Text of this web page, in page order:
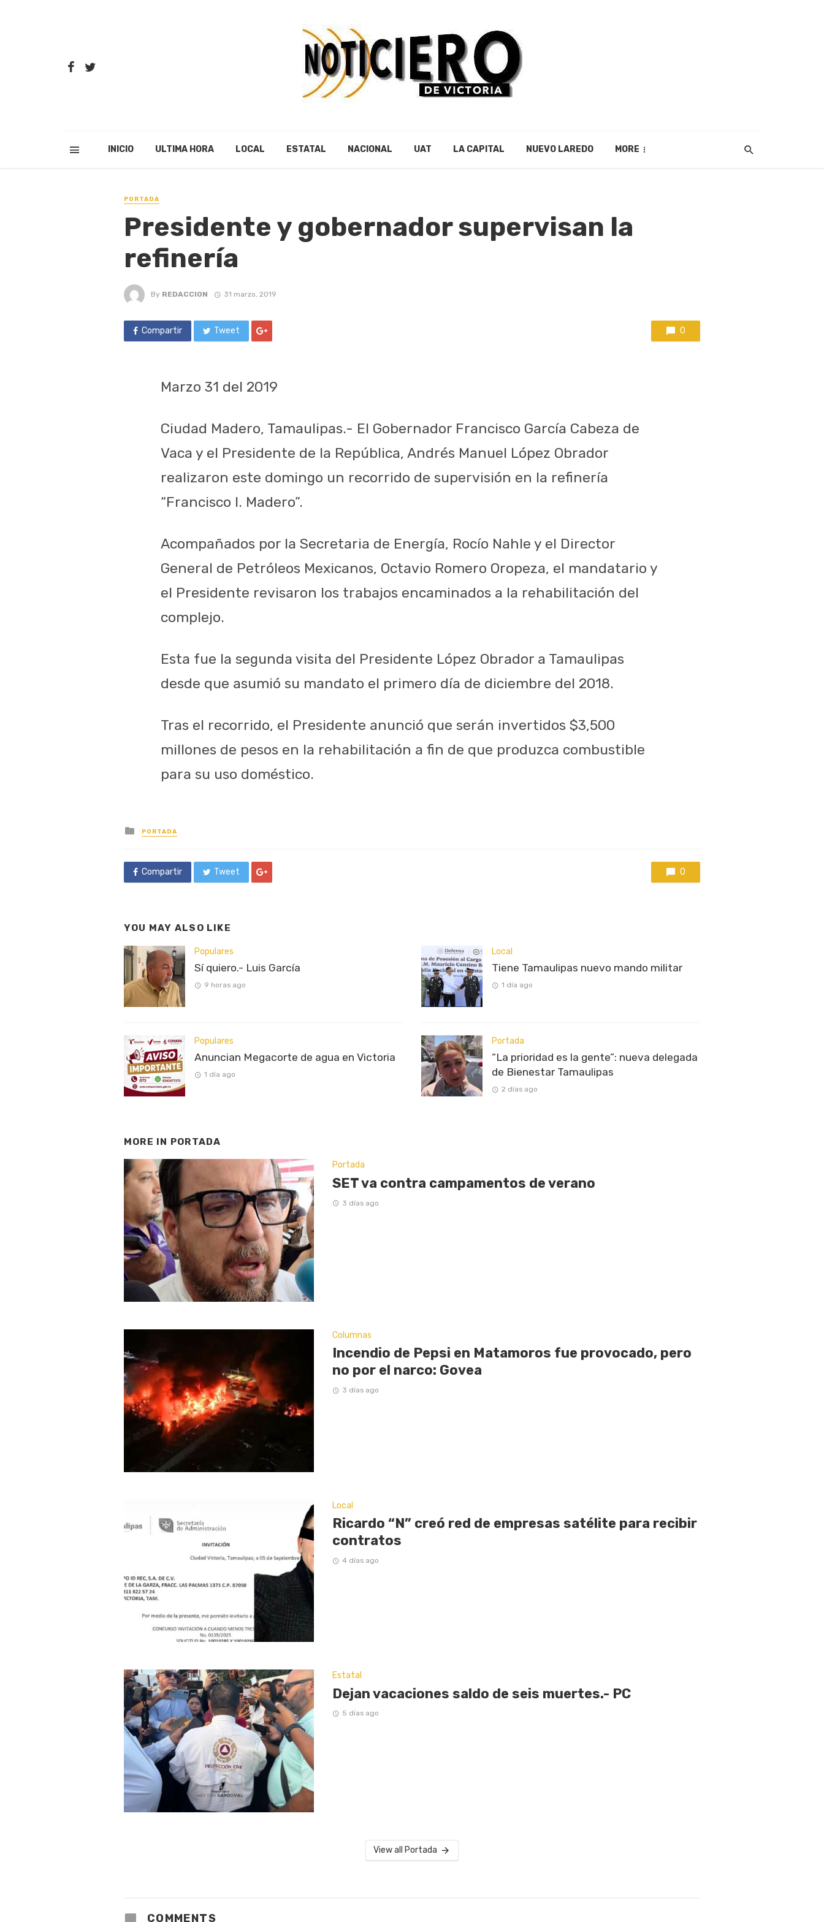
INICIO ULTIMA HORA LOCAL ESTATAL NACIONAL UAT LA CAPITAL NUEVO LAREDO MORE
PORTADA
Presidente y gobernador supervisan la
refinería
By REDACCION 31 marzo, 2019
Compartir Tweet 0
Marzo 31 del 2019
Ciudad Madero, Tamaulipas.- El Gobernador Francisco García Cabeza de
Vaca y el Presidente de la República, Andrés Manuel López Obrador
realizaron este domingo un recorrido de supervisión en la refinería
“Francisco I. Madero”.
Acompañados por la Secretaria de Energía, Rocío Nahle y el Director
General de Petróleos Mexicanos, Octavio Romero Oropeza, el mandatario y
el Presidente revisaron los trabajos encaminados a la rehabilitación del
complejo.
Esta fue la segunda visita del Presidente López Obrador a Tamaulipas
desde que asumió su mandato el primero día de diciembre del 2018.
Tras el recorrido, el Presidente anunció que serán invertidos $3,500
millones de pesos en la rehabilitación a fin de que produzca combustible
para su uso doméstico.
Posted
in
PORTADA
Compartir Tweet 0
YOU MAY ALSO LIKE
Populares
Sí quiero.- Luis García
9 horas ago
Populares
Anuncian Megacorte de agua en Victoria
1 día ago
Local
Tiene Tamaulipas nuevo mando militar
1 día ago
Portada
“La prioridad es la gente”: nueva delegada
de Bienestar Tamaulipas
2 días ago
MORE IN PORTADA
Portada
SET va contra campamentos de verano
3 días ago
Columnas
Incendio de Pepsi en Matamoros fue provocado, pero
no por el narco: Govea
3 días ago
Local
Ricardo “N” creó red de empresas satélite para recibir
contratos
4 días ago
Estatal
Dejan vacaciones saldo de seis muertes.- PC
5 días ago
View all Portada
COMMENTS